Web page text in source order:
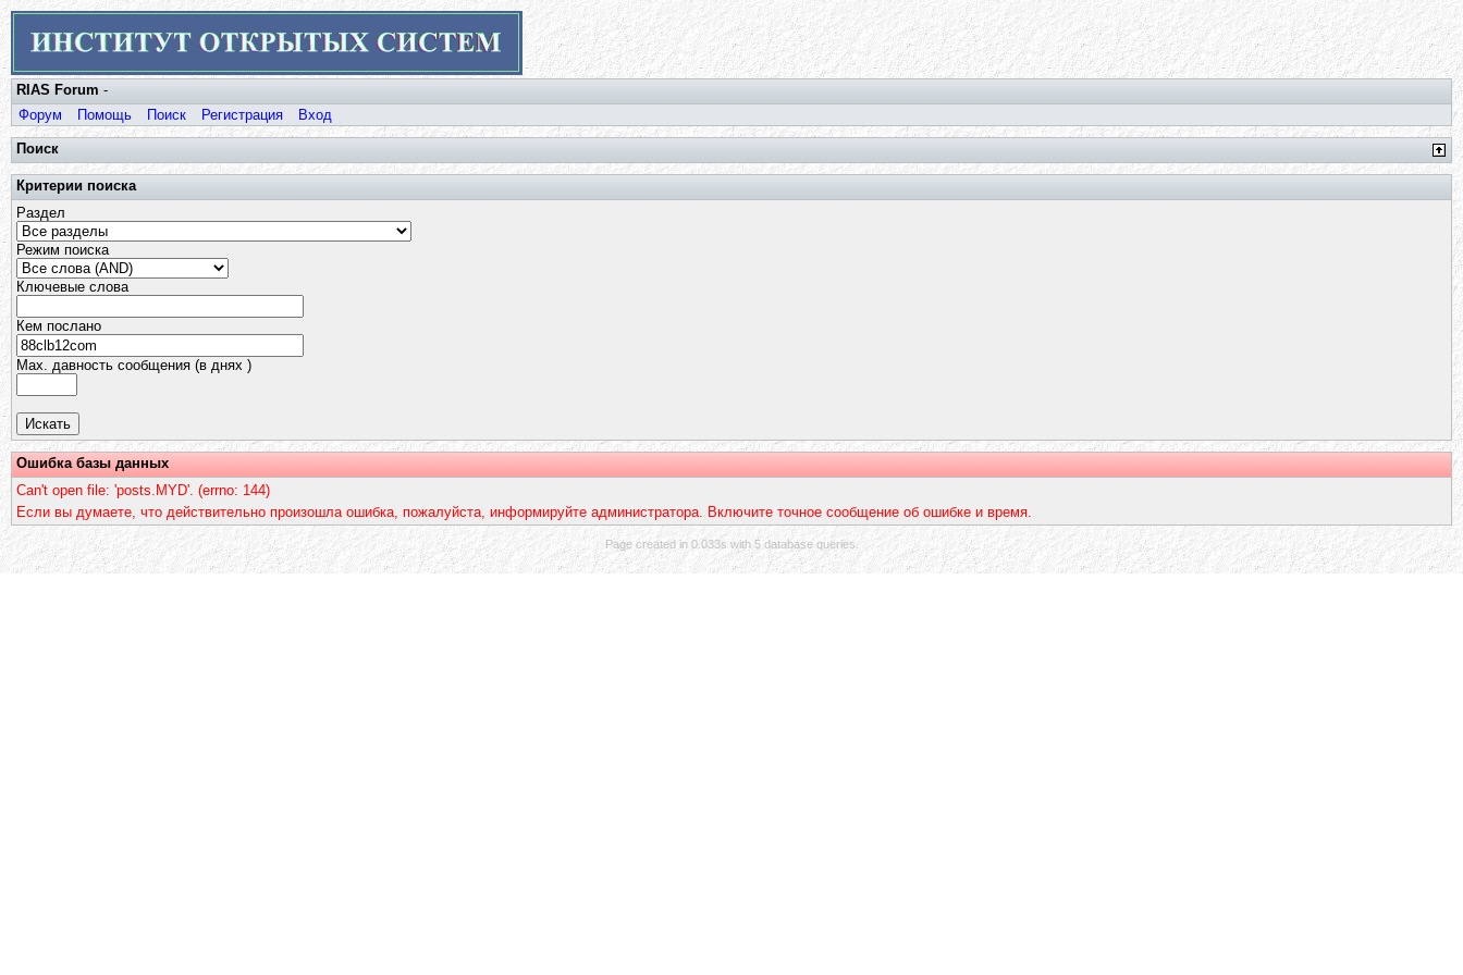
RIAS Forum -
Форум
Помощь Поиск Регистрация Вход
Поиск
Критерии поиска
Раздел
Режим поиска
Ключевые слова
Кем послано
Max. давность сообщения (в днях )
Ошибка базы данных
Can't open file: 'posts.MYD'. (errno: 144)
Если вы думаете, что действительно произошла ошибка, пожалуйста, информируйте администратора. Включите точное сообщение об ошибке и время.
Page created in 0.033s with 5 database queries.